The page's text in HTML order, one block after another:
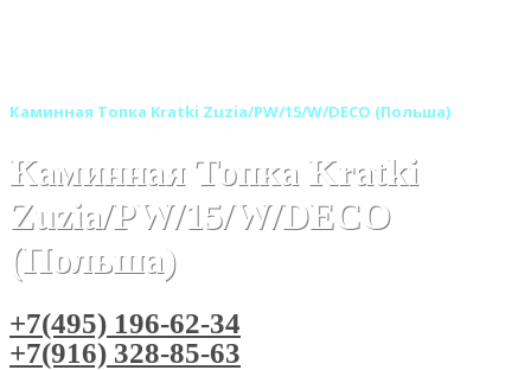
Каминная Топка Kratki Zuzia/PW/15/W/DECO (Польша)
Каминная Топка Kratki
Zuzia/PW/15/W/DECO
(Польша)
+7(495) 196-62-34
+7(916) 328-85-63